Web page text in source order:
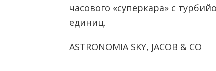
часового «суперкара» с
единиц.
ASTRONOMIA SKY, JACOB & CO